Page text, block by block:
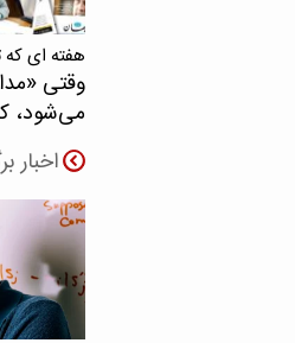
هفته ای که
وقتی
می‌شود،
اخبار